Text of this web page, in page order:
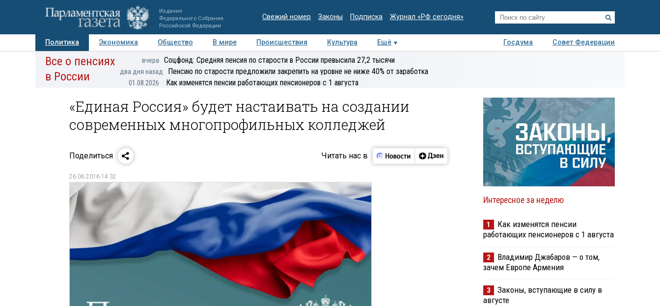
Издание
Федерального Собрания
Российской Федерации
Свежий номер Законы Подписка Журнал «РФ сегодня»
Политика Экономика Общество В мире Происшествия Культура Ещё Госдума
Совет Федерации
Авторы Персоны Мнения Регионы Медиацентр Интервью Колумнисты
экспертиза
Все о пенсиях
в России
вчера Соцфонд: Средняя пенсия по старости в России превысила 27,2 тысячи
два дня назад Пенсию по старости предложили закрепить на уровне не ниже 40% от заработка
01.08.2026 Как изменятся пенсии работающих пенсионеров с 1 августа
«Единая Россия» будет настаивать на создании
современных многопрофильных колледжей
Поделиться Читать нас в
26.06.2016 14:32
Интересное за неделю
1
Как изменятся пенсии
работающих пенсионеров с 1 августа
2
Владимир Джабаров — о том,
зачем Европе Армения
3
Законы, вступающие в силу в
августе